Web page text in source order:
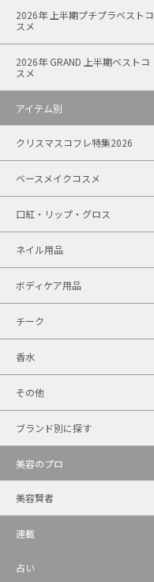
2026年 上半期プチプラベストコ
スメ
2026年 GRAND 上半期ベストコ
スメ
アイテム別
クリスマスコフレ特集2026
ベースメイクコスメ
口紅・リップ・グロス
ネイル用品
ボディケア用品
チーク
香水
その他
ブランド別に探す
美容のプロ
美容賢者
連載
占い